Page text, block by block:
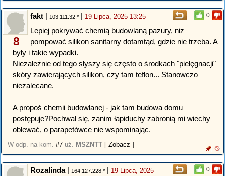
0
8
fakt | 103.111.32.* | 19 Lipca, 2025 13:25
Lepiej pokrywać chemią budowlaną pazury, niz
pompować silikon sanitarny dotamtąd, gdzie nie trzeba. A
były i takie wypadki.
Niezależnie od tego słyszy się często o środkach "pielęgnacji"
skóry zawierających silikon, czy tam teflon... Stanowczo
niezalecane.
A propoś chemii budowlanej - jak tam budowa domu
postępuje?Pochwal się, zanim łapiduchy zabronią mi wiechy
oblewać, o parapetówce nie wspominając.
W odp. na kom. #7 uż. MSZNTT [ Zobacz ]
0
Rozalinda| 164.127.228.* | 19 Lipca, 2025